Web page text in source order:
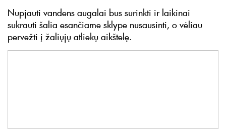
Nupjauti vandens augalai bus surinkti ir laikinai
sukrauti šalia esančiame sklype nusausinti, o vėliau
pervežti į žaliųjų atliekų aikštelę.